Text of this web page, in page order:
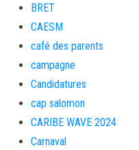
BRET
CAESM
café des parents
campagne
Candidatures
cap salomon
CARIBE WAVE 2024
Carnaval